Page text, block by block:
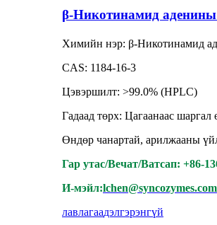
β-Никотинамид аденины
Химийн нэр: β-Никотинамид
CAS: 1184-16-3
Цэвэршилт: >99.0% (HPLC)
Гадаад төрх: Цагаанаас шаргал
Өндөр чанартай, арилжааны
Гар утас/Вечат/Ватсап: +86-
И-мэйл:lchen@syncozymes.com
лавлагаадэлгэрэнгүй